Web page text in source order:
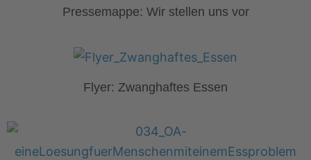
Pressemappe: Wir stellen uns vor
Flyer: Zwanghaftes Essen